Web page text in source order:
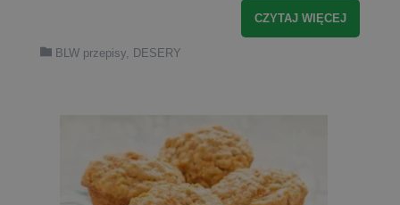
CZYTAJ WIĘCEJ
BLW przepisy, DESERY